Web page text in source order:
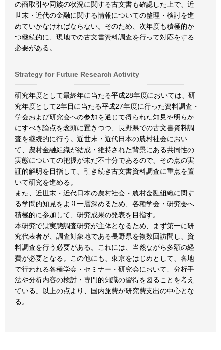
の商取引や同族の状況に関する古文書も確認した上で、近
世末・近代の金融に関する情報についての整理・検討を進
めていかなければならない。そのため、次年度も積極的か
つ継続的に、現地での古文書資料調査を行って対応をする
必要がある。
Strategy for Future Research Activity
研究年度として最終年に当たる平成28年度においては、研
究年度として2年目に当たる平成27年度に行った資料調査・
学会および研究会への参加を通じて得られた知見や明らか
にすべき論点を念頭に置きつつ、長野県での古文書資料調
査を継続的に行う。近世末・近代日本の農村社会におい
て、農村金融組織が結成・維持された背景にある共同性の
実態についての把握が未だ不十分であるので、その点の実
証的解明を目指して、引き続き古文書資料調査に重点を置
いて研究を進める。
また、近世末・近代日本の農村社会・農村金融組織に関す
る学問的知見をより一層深めるため、各種学会・研究会へ
積極的に参加して、研究成果の発表を目指す。
本研究では実態調査研究が主体となるため、まず第一に研
究代表者が、調査対象地である長野県を複数回訪問し、資
料調査を行う必要がある。これには、当然ながら多額の経
費が必要となる。この他にも、東京をはじめとして、各地
で行われる各種学会・セミナー・研究会において、分析手
法や分析内容の検討・専門的知識の習得を図ることを考え
ている。以上の点より、国内旅費が研究費支出の中心とな
る。